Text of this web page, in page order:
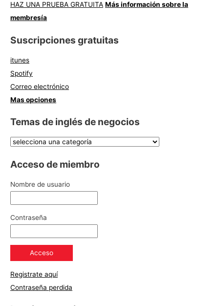
HAZ UNA PRUEBA GRATUITA Más información sobre la
membresía
Suscripciones gratuitas
itunes
Spotify
Correo electrónico
Mas opciones
Temas de inglés de negocios
Acceso de miembro
Nombre de usuario
Contraseña
Registrate aquí
Contraseña perdida